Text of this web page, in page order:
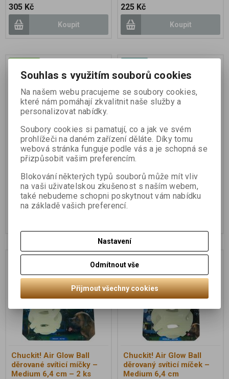
305 Kč
Koupit
225 Kč
Koupit
Míček Glow XLarge 9 cm -
390 Kč
Skladem
Chuckit! Air Glow Ball
Small 5 cm – 2 ks
265 Kč
Skladem
Chuckit! Air Glow Ball
děrované svíticí míčky –
Medium 6,4 cm – 2 ks
Chuckit! Air Glow Ball
děrovaný svíticí míček –
Medium 6,4 cm
Souhlas s využitím souborů cookies
Na našem webu pracujeme se soubory cookies,
které nám pomáhají zkvalitnit naše služby a
personalizovat nabídky.
Soubory cookies si pamatují, co a jak ve svém
prohlížeči na daném zařízení děláte. Díky tomu
webová stránka funguje podle vás a je schopná se
přizpůsobit vašim preferencím.
Blokování některých typů souborů může mít vliv
na vaši uživatelskou zkušenost s naším webem,
také nebudeme schopni poskytnout vám nabídku
na základě vašich preferencí.
Nastavení
Odmítnout vše
Přijmout všechny cookies